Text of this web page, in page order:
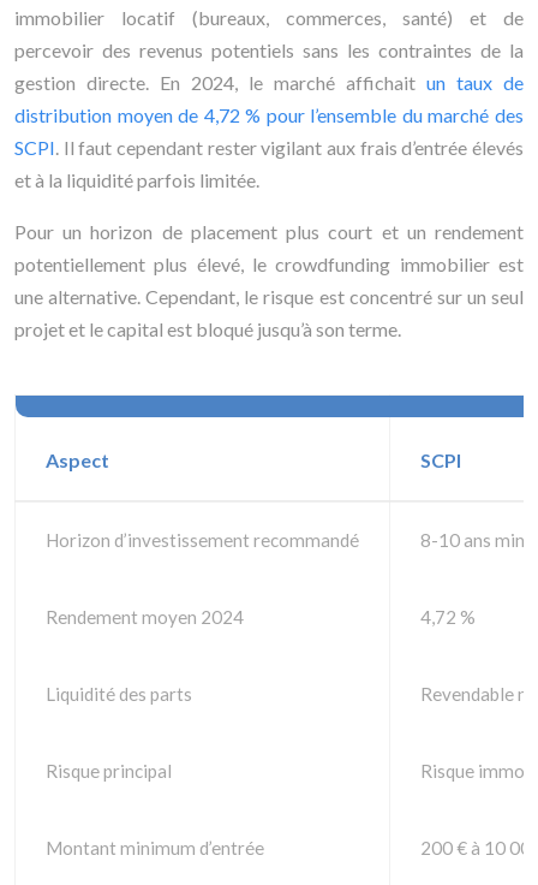
immobilier locatif (bureaux, commerces, santé) et de
percevoir des revenus potentiels sans les contraintes de la
gestion directe. En 2024, le marché affichait un taux de
distribution moyen de 4,72 % pour l’ensemble du marché des
SCPI. Il faut cependant rester vigilant aux frais d’entrée élevés
et à la liquidité parfois limitée.
Pour un horizon de placement plus court et un rendement
potentiellement plus élevé, le crowdfunding immobilier est
une alternative. Cependant, le risque est concentré sur un seul
projet et le capital est bloqué jusqu’à son terme.
Aspect SCPI
Horizon d’investissement recommandé 8-10 ans
Rendement moyen 2024 4,72 %
Liquidité des parts Revendable
Risque principal Risque
Montant minimum d’entrée 200 € à 10